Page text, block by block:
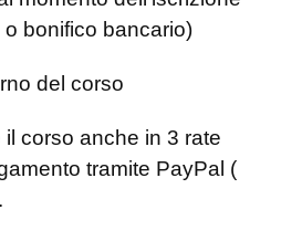
bonifico bancario)
del corso
corso anche in 3 rate
tramite PayPal (